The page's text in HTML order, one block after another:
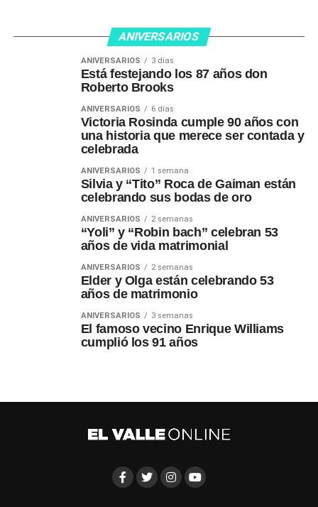
ANIVERSARIOS
ANIVERSARIOS 3 días
Está festejando los 87 años don
Roberto Brooks
ANIVERSARIOS 6 días
Victoria Rosinda cumple 90 años con
una historia que merece ser contada y
celebrada
ANIVERSARIOS 1 semana
Silvia y “Tito” Roca de Gaiman están
celebrando sus bodas de oro
ANIVERSARIOS 2 semanas
“Yoli” y “Robin bach” celebran 53
años de vida matrimonial
ANIVERSARIOS 2 semanas
Elder y Olga están celebrando 53
años de matrimonio
ANIVERSARIOS 3 semanas
El famoso vecino Enrique Williams
cumplió los 91 años